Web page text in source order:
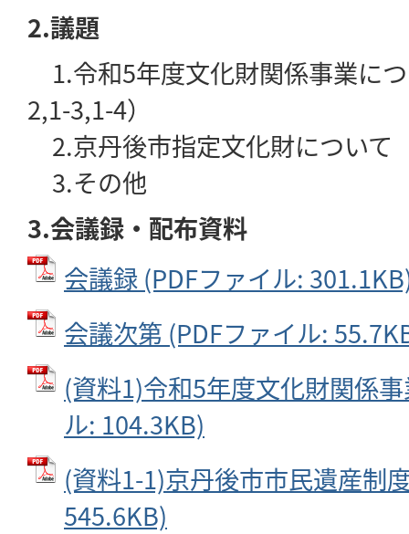
2.議題
1.令和5年度文化財関係事業に
2,1-3,1-4）
2.京丹後市指定文化財につい
3.その他
3.会議録・配布資料
会議録 (PDFファイル:
会議次第 (PDFファイル:
(資料1)令和5年度文化財関係
ル: 104.3KB)
(資料1-1)京丹後市市民遺産制
545.6KB)